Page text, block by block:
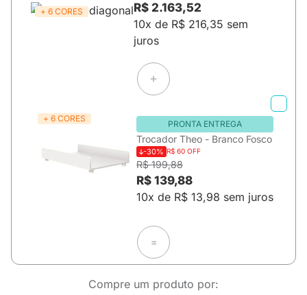
+ 6 CORES
R$ 2.163,52
10x de R$ 216,35 sem
juros
+ 6 CORES
PRONTA ENTREGA
Trocador Theo - Branco Fosco
-30% R$ 60 OFF
R$ 199,88
R$ 139,88
10x de R$ 13,98 sem juros
=
Compre um produto por: